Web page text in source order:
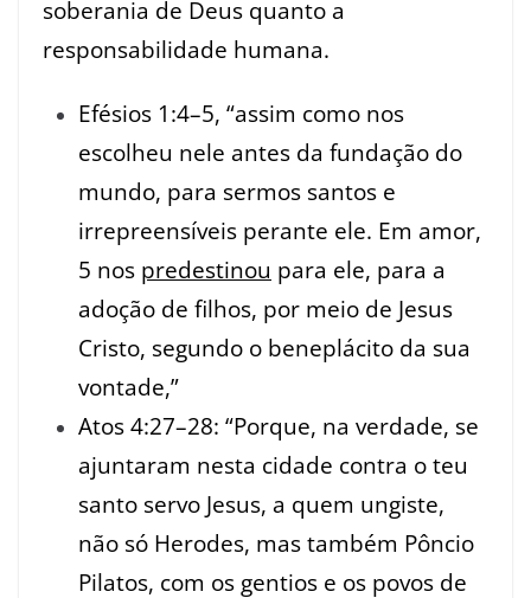
soberania de Deus quanto a
responsabilidade humana.
Efésios 1:4–5, “assim como nos
escolheu nele antes da fundação do
mundo, para sermos santos e
irrepreensíveis perante ele. Em amor,
5 nos predestinou para ele, para a
adoção de filhos, por meio de Jesus
Cristo, segundo o beneplácito da sua
vontade,”
Atos 4:27–28: “Porque, na verdade, se
ajuntaram nesta cidade contra o teu
santo servo Jesus, a quem ungiste,
não só Herodes, mas também Pôncio
Pilatos, com os gentios e os povos de